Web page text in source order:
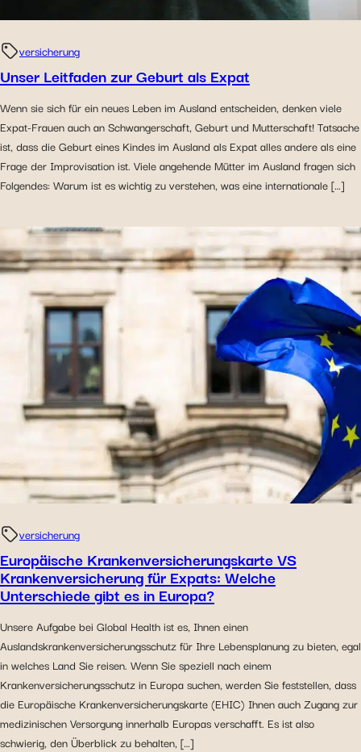
versicherung
Unser Leitfaden zur Geburt als Expat
Wenn sie sich für ein neues Leben im Ausland entscheiden, denken viele
Expat-Frauen auch an Schwangerschaft, Geburt und Mutterschaft! Tatsache
ist, dass die Geburt eines Kindes im Ausland als Expat alles andere als eine
Frage der Improvisation ist. Viele angehende Mütter im Ausland fragen sich
Folgendes: Warum ist es wichtig zu verstehen, was eine internationale […]
versicherung
Europäische Krankenversicherungskarte VS
Krankenversicherung für Expats: Welche
Unterschiede gibt es in Europa?
Unsere Aufgabe bei Global Health ist es, Ihnen einen
Auslandskrankenversicherungsschutz für Ihre Lebensplanung zu bieten, egal
in welches Land Sie reisen. Wenn Sie speziell nach einem
Krankenversicherungsschutz in Europa suchen, werden Sie feststellen, dass
die Europäische Krankenversicherungskarte (EHIC) Ihnen auch Zugang zur
medizinischen Versorgung innerhalb Europas verschafft. Es ist also
schwierig, den Überblick zu behalten, […]